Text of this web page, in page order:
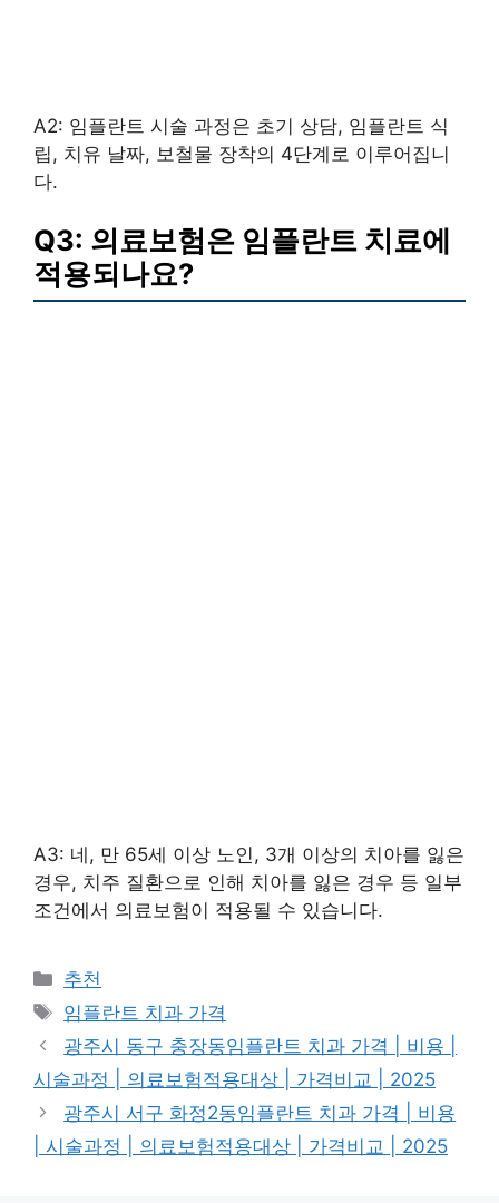
A2: 임플란트 시술 과정은 초기 상담, 임플란트 식
립, 치유 날짜, 보철물 장착의 4단계로 이루어집니
다.
Q3: 의료보험은 임플란트 치료에
적용되나요?
A3: 네, 만 65세 이상 노인, 3개 이상의 치아를 잃은
경우, 치주 질환으로 인해 치아를 잃은 경우 등 일부
조건에서 의료보험이 적용될 수 있습니다.
카
테
리
추천
태
그
임플란트 치과 가격
광주시 동구 충장동임플란트 치과 가격 | 비용 |
시술과정 | 의료보험적용대상 | 가격비교 | 2025
광주시 서구 화정2동임플란트 치과 가격 | 비용
| 시술과정 | 의료보험적용대상 | 가격비교 | 2025